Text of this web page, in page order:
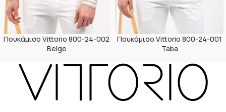
Πουκάμισο Vittorio 800-24-002
Beige
Πουκάμισο Vittorio 800-24-001
Taba